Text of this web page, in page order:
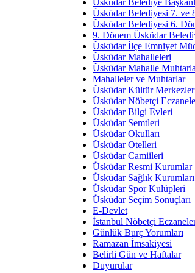
İmar Sorunlarının Genel
Arakan
Bayramın
Ruhsal
Üsküdar
Üsküdar Belediye
Üsküdar Belediyesi 7. ve
Üsküdar Belediyesi 6.
9. Dönem Üsküdar
Üsküdar İlçe Emniyet
Üsküdar Mahalleleri
Üsküdar Mahalle
Mahalleler ve Muhtarlar
Üsküdar Kültür
Üsküdar Nöbetçi
Üsküdar Bilgi Evleri
Üsküdar Semtleri
Üsküdar Okulları
Üsküdar Otelleri
Üsküdar Camiileri
Üsküdar Resmi Kurumlar
Üsküdar Sağlık Kurumları
Üsküdar Spor Kulüpleri
Üsküdar Seçim Sonuçları
E-Devlet
İstanbul Nöbetçi
Günlük Burç Yorumları
Ramazan İmsakiyesi
Belirli Gün ve Haftalar
Duyurular